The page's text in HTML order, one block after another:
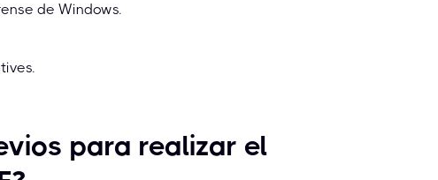
de Windows.
para realizar el